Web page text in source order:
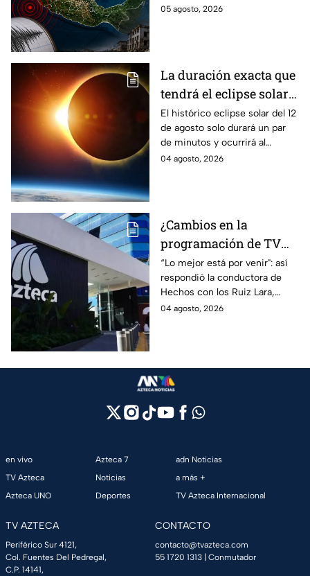
con magnitud, epicentro y
05 agosto, 2026
La duración exacta que
tendrá el eclipse solar
del 12 de agosto que
oscurecerá el cielo
completamente
El histórico eclipse solar del 12
de agosto solo durará un par
de minutos y ocurrirá al
atardecer en diferentes
04 agosto, 2026
¿Cambios en la
programación de TV
Azteca? Esto respondió
la televisora sobre los
rumores difundidos
“Lo mejor está por venir": así
respondió la conductora de
Hechos con los Ruiz Lara,
Christian Lara, ante la
04 agosto, 2026
en vivo
TV Azteca
Azteca UNO
Azteca 7
Noticias
Deportes
adn Noticias
a más +
TV Azteca Internacional
TV AZTECA
Periférico Sur 4121,
Col. Fuentes Del Pedregal,
C.P. 14141,
CONTACTO
contacto@tvazteca.com
55 1720 1313 | Conmutador